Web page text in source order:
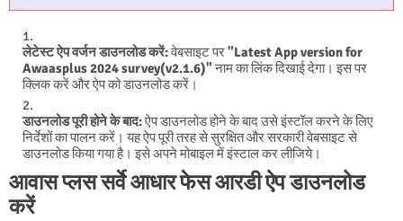
लेटेस्ट ऐप वर्जन डाउनलोड करें:वेबसाइट पर"Latest App version for
Awaasplus 2024 survey(v2.1.6)"नाम का लिंक दिखाई देगा। इस पर
क्लिक करें और ऐप को डाउनलोड करें।
डाउनलोड पूरी होने के बाद:ऐप डाउनलोड होने के बाद उसे इंस्टॉल करने के लिए
निर्देशों का पालन करें। यह ऐप पूरी तरह से सुरक्षित और सरकारी वेबसाइट से
डाउनलोड किया गया है। इसे अपने मोबाइल में इंस्टाल कर लीजिये।
आवास प्लस सर्वे आधार फेस आरडी ऐप डाउनलोड
करें